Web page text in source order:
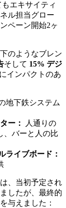
エキサイティ
ル担当グロー
ペーン開始2ヶ
のようなブレン
そして 15% デジ
インパクトのあ
地下鉄システム
ー：
人通りの
、バーと人の比
ライブボード：
、当初予定され
したが、最終的
与えました：